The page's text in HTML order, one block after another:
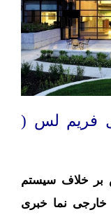
فریم لس (
بر خلاف سیستم
نما خبری